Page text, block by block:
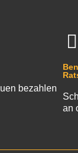
bezahlen
an